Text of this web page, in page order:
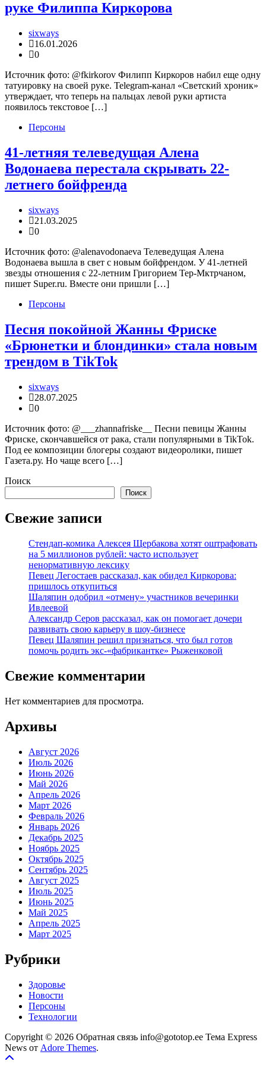
руке Филиппа Киркорова
sixways
16.01.2026
0
Источник фото: @fkirkorov Филипп Киркоров набил еще одну
татуировку на своей руке. Telegram-канал «Светский хроник»
утверждает, что теперь на пальцах левой руки артиста
появилось текстовое […]
Персоны
41-летняя телеведущая Алена
Водонаева перестала скрывать 22-
летнего бойфренда
sixways
21.03.2025
0
Источник фото: @alenavodonaeva Телеведущая Алена
Водонаева вышла в свет с новым бойфрендом. У 41-летней
звезды отношения с 22-летним Григорием Тер-Мктрчаном,
пишет Super.ru. Вместе они пришли […]
Персоны
Песня покойной Жанны Фриске
«Брюнетки и блондинки» стала новым
трендом в TikTok
sixways
28.07.2025
0
Источник фото: @___zhannafriske__ Песни певицы Жанны
Фриске, скончавшейся от рака, стали популярными в TikTok.
Под ее композиции блогеры создают видеоролики, пишет
Газета.ру. Но чаще всего […]
Поиск
Поиск
Свежие записи
Стендап-комика Алексея Щербакова хотят оштрафовать
на 5 миллионов рублей: часто использует
ненормативную лексику
Певец Легостаев рассказал, как обидел Киркорова:
пришлось откупиться
Шаляпин одобрил «отмену» участников вечеринки
Ивлеевой
Александр Серов рассказал, как он помогает дочери
развивать свою карьеру в шоу-бизнесе
Певец Шаляпин решил признаться, что был готов
помочь родить экс-«фабрикантке» Рыженковой
Свежие комментарии
Нет комментариев для просмотра.
Архивы
Август 2026
Июль 2026
Июнь 2026
Май 2026
Апрель 2026
Март 2026
Февраль 2026
Январь 2026
Декабрь 2025
Ноябрь 2025
Октябрь 2025
Сентябрь 2025
Август 2025
Июль 2025
Июнь 2025
Май 2025
Апрель 2025
Март 2025
Рубрики
Здоровье
Новости
Персоны
Технологии
Copyright © 2026 Обратная связь info@gototop.ee Тема Express
News от Adore Themes.